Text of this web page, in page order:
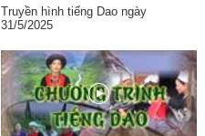
Truyền hình tiếng Dao ngày
31/5/2025